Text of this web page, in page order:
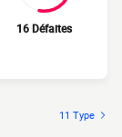
16 Défaites
11 Type